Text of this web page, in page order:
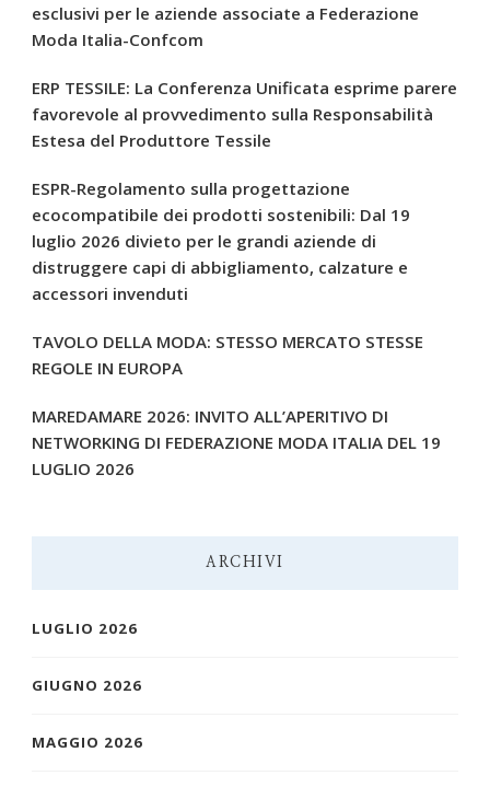
esclusivi per le aziende associate a Federazione
Moda Italia-Confcom
ERP TESSILE: La Conferenza Unificata esprime parere
favorevole al provvedimento sulla Responsabilità
Estesa del Produttore Tessile
ESPR-Regolamento sulla progettazione
ecocompatibile dei prodotti sostenibili: Dal 19
luglio 2026 divieto per le grandi aziende di
distruggere capi di abbigliamento, calzature e
accessori invenduti
TAVOLO DELLA MODA: STESSO MERCATO STESSE
REGOLE IN EUROPA
MAREDAMARE 2026: INVITO ALL’APERITIVO DI
NETWORKING DI FEDERAZIONE MODA ITALIA DEL 19
LUGLIO 2026
ARCHIVI
LUGLIO 2026
GIUGNO 2026
MAGGIO 2026